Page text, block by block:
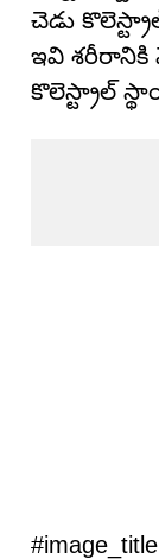
చెడు
ఇవి శరీరానికి
కొలెస్ట్రాల్
#image_title